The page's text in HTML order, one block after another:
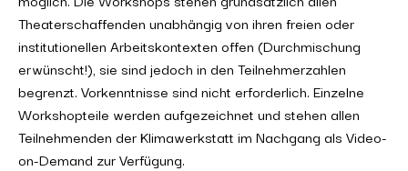
Theaterschaffenden unabhängig von ihren freien oder
institutionellen Arbeitskontexten offen (Durchmischung
erwünscht!), sie sind jedoch in den Teilnehmerzahlen
begrenzt. Vorkenntnisse sind nicht erforderlich. Einzelne
Workshopteile werden aufgezeichnet und stehen allen
Teilnehmenden der Klimawerkstatt im Nachgang als Video-
on-Demand zur Verfügung.